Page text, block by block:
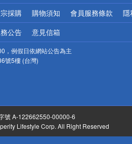
採購 購物須知 會員服務條款 隱
公告 意見信箱
，例假日依網站公告為主
號5樓 (台灣)
號 A-122662550-00000-6
Lifestyle Corp. All Right Reserved